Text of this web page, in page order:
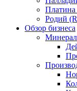
Платина
Родий
Обзор бизнеса